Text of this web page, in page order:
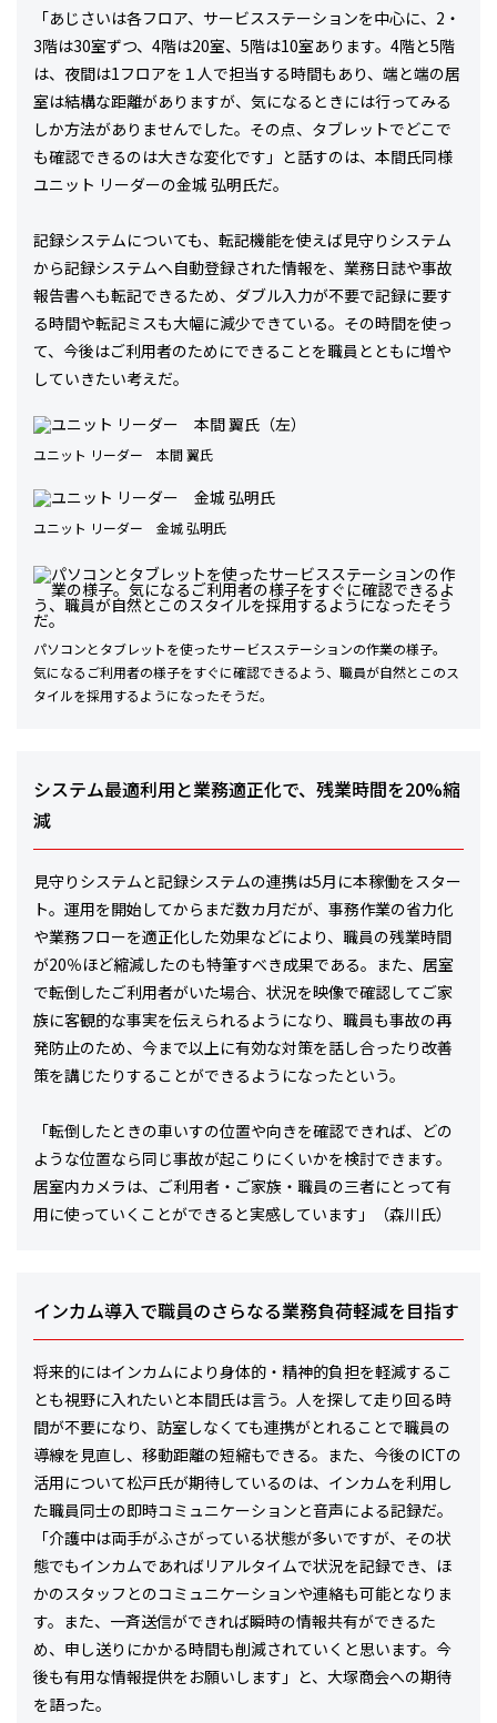
「あじさいは各フロア、サービスステーションを中心に、2・
3階は30室ずつ、4階は20室、5階は10室あります。4階と5階
は、夜間は1フロアを１人で担当する時間もあり、端と端の居
室は結構な距離がありますが、気になるときには行ってみる
しか方法がありませんでした。その点、タブレットでどこで
も確認できるのは大きな変化です」と話すのは、本間氏同様
ユニット リーダーの金城 弘明氏だ。
記録システムについても、転記機能を使えば見守りシステム
から記録システムへ自動登録された情報を、業務日誌や事故
報告書へも転記できるため、ダブル入力が不要で記録に要す
る時間や転記ミスも大幅に減少できている。その時間を使っ
て、今後はご利用者のためにできることを職員とともに増や
していきたい考えだ。
ユニット リーダー 本間 翼氏
ユニット リーダー 金城 弘明氏
パソコンとタブレットを使ったサービスステーションの作業の様子。
気になるご利用者の様子をすぐに確認できるよう、職員が自然とこのス
タイルを採用するようになったそうだ。
システム最適利用と業務適正化で、残業時間を20%縮
減
見守りシステムと記録システムの連携は5月に本稼働をスター
ト。運用を開始してからまだ数カ月だが、事務作業の省力化
や業務フローを適正化した効果などにより、職員の残業時間
が20％ほど縮減したのも特筆すべき成果である。また、居室
で転倒したご利用者がいた場合、状況を映像で確認してご家
族に客観的な事実を伝えられるようになり、職員も事故の再
発防止のため、今まで以上に有効な対策を話し合ったり改善
策を講じたりすることができるようになったという。
「転倒したときの車いすの位置や向きを確認できれば、どの
ような位置なら同じ事故が起こりにくいかを検討できます。
居室内カメラは、ご利用者・ご家族・職員の三者にとって有
用に使っていくことができると実感しています」（森川氏）
インカム導入で職員のさらなる業務負荷軽減を目指す
将来的にはインカムにより身体的・精神的負担を軽減するこ
とも視野に入れたいと本間氏は言う。人を探して走り回る時
間が不要になり、訪室しなくても連携がとれることで職員の
導線を見直し、移動距離の短縮もできる。また、今後のICTの
活用について松戸氏が期待しているのは、インカムを利用し
た職員同士の即時コミュニケーションと音声による記録だ。
「介護中は両手がふさがっている状態が多いですが、その状
態でもインカムであればリアルタイムで状況を記録でき、ほ
かのスタッフとのコミュニケーションや連絡も可能となりま
す。また、一斉送信ができれば瞬時の情報共有ができるた
め、申し送りにかかる時間も削減されていくと思います。今
後も有用な情報提供をお願いします」と、大塚商会への期待
を語った。